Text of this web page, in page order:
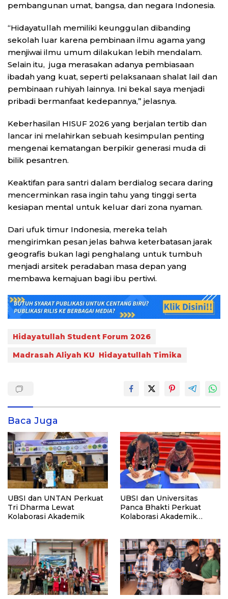
pembangunan umat, bangsa, dan negara Indonesia.
“Hidayatullah memiliki keunggulan dibanding
sekolah luar karena pembinaan ilmu agama yang
menjiwai ilmu umum dilakukan lebih mendalam.
Selain itu, juga merasakan adanya pembiasaan
ibadah yang kuat, seperti pelaksanaan shalat lail dan
pembinaan ruhiyah lainnya. Ini bekal saya menjadi
pribadi bermanfaat kedepannya,” jelasnya.
Keberhasilan HISUF 2026 yang berjalan tertib dan
lancar ini melahirkan sebuah kesimpulan penting
mengenai kematangan berpikir generasi muda di
bilik pesantren.
Keaktifan para santri dalam berdialog secara daring
mencerminkan rasa ingin tahu yang tinggi serta
kesiapan mental untuk keluar dari zona nyaman.
Dari ufuk timur Indonesia, mereka telah
mengirimkan pesan jelas bahwa keterbatasan jarak
geografis bukan lagi penghalang untuk tumbuh
menjadi arsitek peradaban masa depan yang
membawa kemajuan bagi ibu pertiwi.
Hidayatullah Student Forum 2026
Madrasah Aliyah KU Hidayatullah Timika
Baca Juga
UBSI dan UNTAN Perkuat
Tri Dharma Lewat
Kolaborasi Akademik
UBSI dan Universitas
Panca Bhakti Perkuat
Kolaborasi Akademik